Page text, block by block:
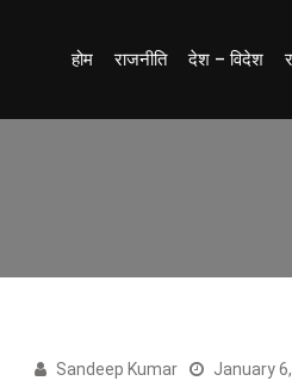
होम राजनीति देश – विदेश
Sandeep Kumar January